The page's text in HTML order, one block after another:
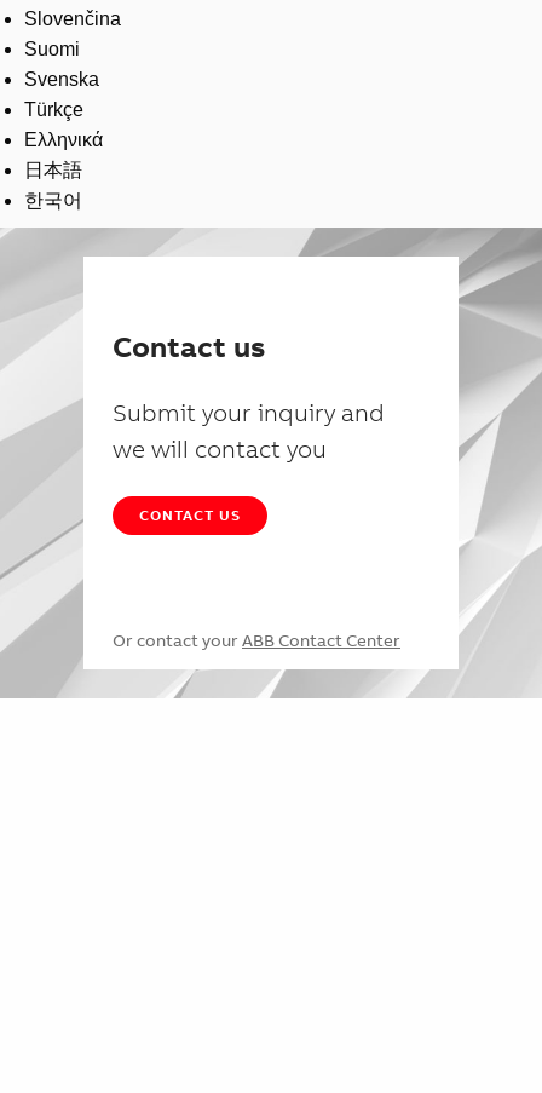
Slovenčina
Suomi
Svenska
Türkçe
Ελληνικά
日本語
한국어
Contact us
Submit your inquiry and
we will contact you
CONTACT US
Or contact your ABB Contact Center